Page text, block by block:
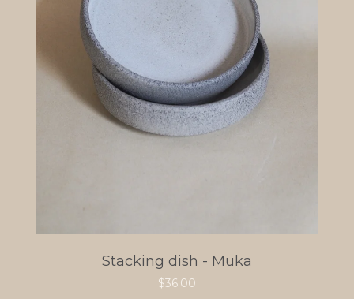
Stacking dish - Muka
$36.00